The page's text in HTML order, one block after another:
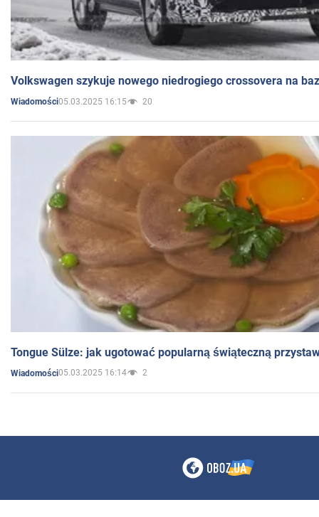
Volkswagen szykuje nowego niedrogiego crossovera na
Wiadomości05.03.2025 16:15 20
Tongue Sülze: jak ugotować popularną świąteczną
Wiadomości05.03.2025 16:14 2